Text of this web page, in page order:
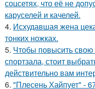
соцсетях, что её не
каруселей и качелей.
4. Исхудавшая жена
тонких ножках.
5. Чтобы повысить
спортзала, стоит
действительно вам
6. "Плесень Хайпует" -